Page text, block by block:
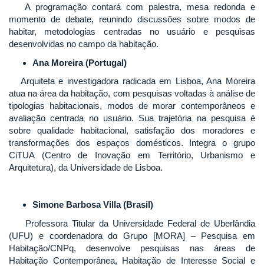
A programação contará com palestra, mesa redonda e
momento de debate, reunindo discussões sobre modos de
habitar, metodologias centradas no usuário e pesquisas
desenvolvidas no campo da habitação.
Ana Moreira (Portugal)
Arquiteta e investigadora radicada em Lisboa, Ana Moreira
atua na área da habitação, com pesquisas voltadas à análise de
tipologias habitacionais, modos de morar contemporâneos e
avaliação centrada no usuário. Sua trajetória na pesquisa é
sobre qualidade habitacional, satisfação dos moradores e
transformações dos espaços domésticos. Integra o grupo
CiTUA (Centro de Inovação em Território, Urbanismo e
Arquitetura), da Universidade de Lisboa.
Simone Barbosa Villa (Brasil)
Professora Titular da Universidade Federal de Uberlândia
(UFU) e coordenadora do Grupo [MORA] – Pesquisa em
Habitação/CNPq, desenvolve pesquisas nas áreas de
Habitação Contemporânea, Habitação de Interesse Social e